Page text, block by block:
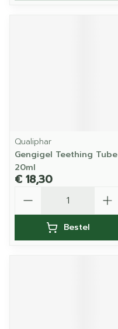
Qualiphar
Gengigel Teething Tube
20ml
€ 18,30
Bestel